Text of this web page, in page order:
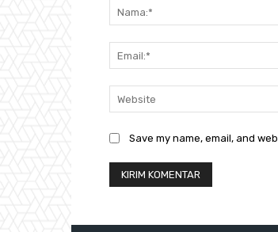
Save my name, email, and